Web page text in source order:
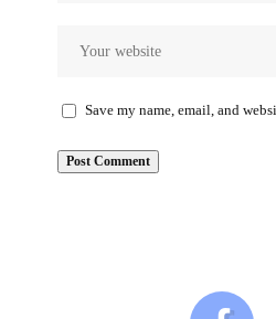
Save my name, email, and